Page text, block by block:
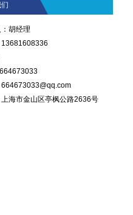
胡经理
13681608336
664673033@qq.com
海市金山区亭枫公路2636号